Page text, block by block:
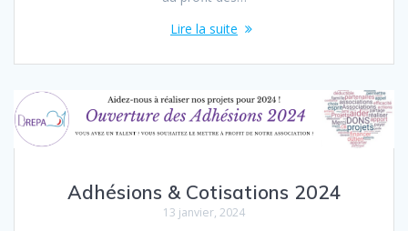
Lire la suite
Adhésions & Cotisations 2024
13 janvier, 2024